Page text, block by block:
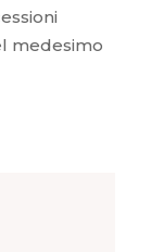
medesimo